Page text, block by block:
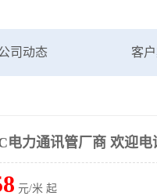
司动态 客
电力通讯管厂商 欢迎电
元/米 起